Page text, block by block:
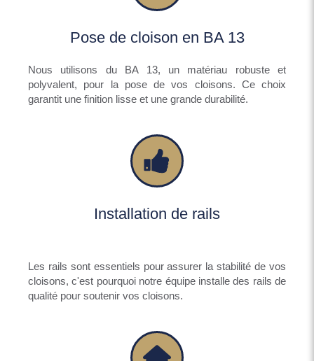
Pose de cloison en BA 13
Nous utilisons du BA 13, un matériau robuste et
polyvalent, pour la pose de vos cloisons. Ce choix
garantit une finition lisse et une grande durabilité.
Installation de rails
Les rails sont essentiels pour assurer la stabilité de vos
cloisons, c'est pourquoi notre équipe installe des rails de
qualité pour soutenir vos cloisons.